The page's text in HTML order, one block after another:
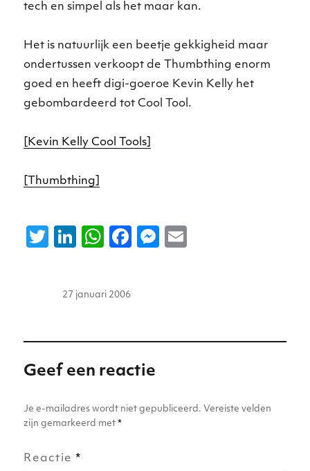
tech en simpel als het maar kan.
Het is natuurlijk een beetje gekkigheid maar
ondertussen verkoopt de Thumbthing enorm
goed en heeft digi-goeroe Kevin Kelly het
gebombardeerd tot Cool Tool.
[Kevin Kelly Cool Tools]
[Thumbthing]
T
te
Li
e
n
W
ts
p
p
F
o
o
M
g
Geplaatst
27 januari 2006
Geef een reactie
Je e-mailadres wordt niet gepubliceerd. Vereiste velden
zijn gemarkeerd met*
Reactie*